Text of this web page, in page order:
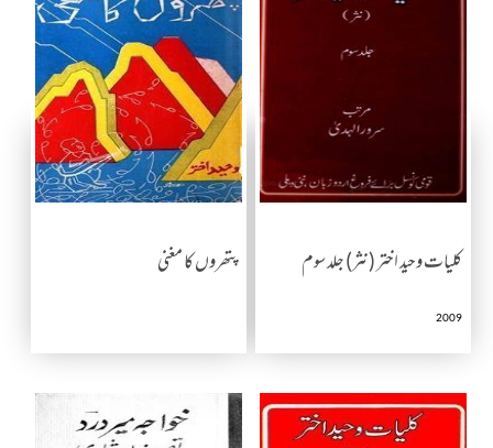
کلیات وحید اختر (نثر) جلد سوم
2009
پتھروں کا مغنی